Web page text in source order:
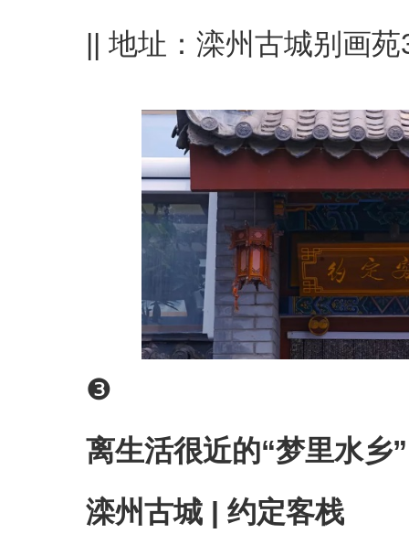
|| 地址：滦州古城别画苑
❸
离生活很近的“梦里水乡”
滦州古城 | 约定客栈